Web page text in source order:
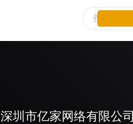
深圳市亿家网络有限公司